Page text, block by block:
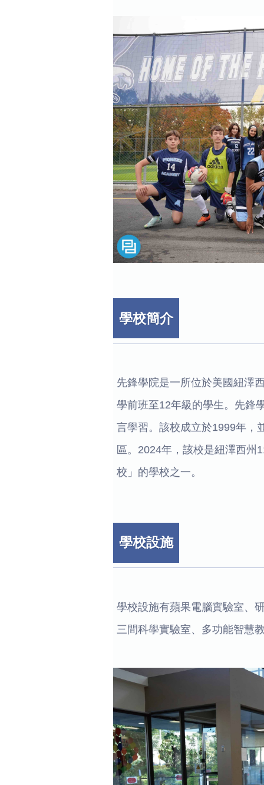
學校簡介
先鋒學院是一所位於美國紐澤
學前班至12年級的學生。先鋒
言學習。該校成立於1999年，
區。2024年，該校是紐澤西州
校」的學校之一。
學校設施
學校設施有蘋果電腦實驗室、
三間科學實驗室、多功能智慧